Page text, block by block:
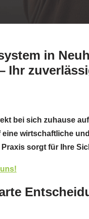
in
bei sich zuhause
wirtschaftliche
sorgt für Ihre